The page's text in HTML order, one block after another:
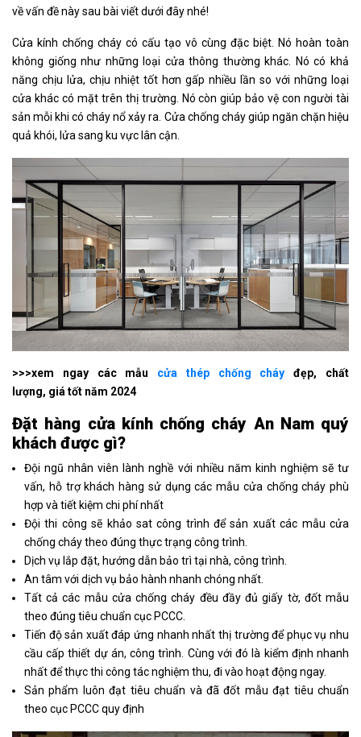
về vấn đề này sau bài viết dưới đây nhé!
Cửa kính chống cháy có cấu tạo vô cùng đặc biệt. Nó hoàn toàn
không giống như những loại cửa thông thường khác. Nó có khả
năng chịu lửa, chịu nhiệt tốt hơn gấp nhiều lần so với những loại
cửa khác có mặt trên thị trường. Nó còn giúp bảo vệ con người tài
sản mỗi khi có cháy nổ xảy ra. Cửa chống cháy giúp ngăn chặn hiệu
quả khói, lửa sang ku vực lân cận.
>>>xem ngay các mẫu cửa thép chống cháy đẹp, chất
lượng, giá tốt năm 2024
Đặt hàng cửa kính chống cháy An Namquý
khách được gì?
Đội ngũ nhân viên lành nghề với nhiều năm kinh nghiệm sẽ tư
vấn, hỗ trợ khách hàng sử dụng các mẫu cửa chống cháy phù
hợp và tiết kiệm chi phí nhất
Đội thi công sẽ khảo sat công trình để sản xuất các mẫu cửa
chống cháy theo đúng thực trạng công trình.
Dịch vụ lắp đặt, hướng dẫn bảo trì tại nhà, công trình.
An tâm với dịch vụ bảo hành nhanh chóng nhất.
Tất cả các mẫu cửa chống cháy đều đầy đủ giấy tờ, đốt mẫu
theo đúng tiêu chuẩn cục PCCC.
Tiến độ sản xuất đáp ứng nhanh nhất thị trường để phục vụ nhu
cầu cấp thiết dự án, công trình. Cùng với đó là kiểm định nhanh
nhất để thực thi công tác nghiệm thu, đi vào hoạt động ngay.
Sản phẩm luôn đạt tiêu chuẩn và đã đốt mẫu đạt tiêu chuẩn
theo cục PCCC quy định